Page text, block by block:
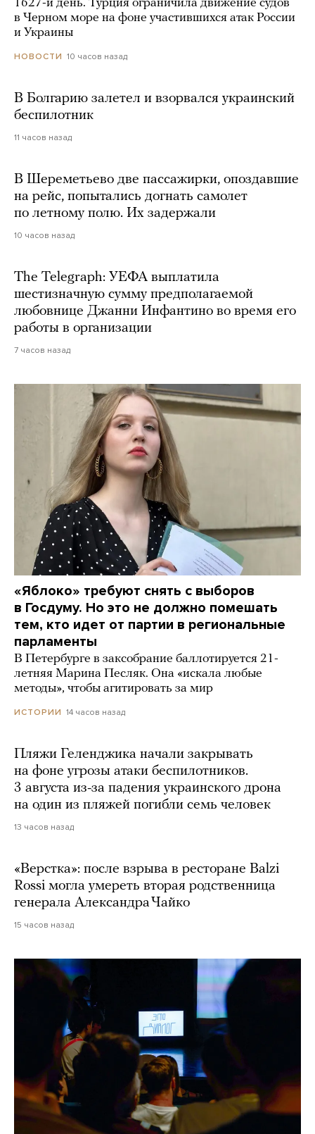
1627-й день. Турция ограничила движение судов
в Черном море на фоне участившихся атак России
и Украины
НОВОСТИ 10 часов назад
В Болгарию залетел и взорвался украинский
беспилотник
11 часов назад
В Шереметьево две пассажирки, опоздавшие
на рейс, попытались догнать самолет
по летному полю. Их задержали
10 часов назад
The Telegraph: УЕФА выплатила
шестизначную сумму предполагаемой
любовнице Джанни Инфантино во время его
работы в организации
7 часов назад
«Яблоко» требуют снять с выборов
в Госдуму. Но это не должно помешать
тем, кто идет от партии в региональные
парламенты
В Петербурге в заксобрание баллотируется 21-
летняя Марина Песляк. Она «искала любые
методы», чтобы агитировать за мир
ИСТОРИИ 14 часов назад
Пляжи Геленджика начали закрывать
на фоне угрозы атаки беспилотников.
3 августа из-за падения украинского дрона
на один из пляжей погибли семь человек
13 часов назад
«Верстка»: после взрыва в ресторане Balzi
Rossi могла умереть вторая родственница
генерала Александра Чайко
15 часов назад